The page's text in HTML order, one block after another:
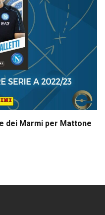
B
SERIE B
noi
dei Marmi per Mattone